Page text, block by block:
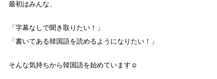
最初はみんな、
「字幕なしで聞き取りたい！」
「書いてある韓国語を読めるようになりたい！」
そんな気持ちから韓国語を始めています☺️